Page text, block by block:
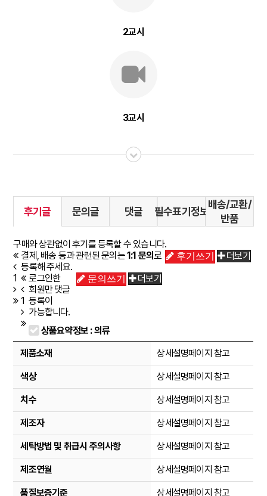
2교시
3교시
후기글 문의글 댓글 필수표기정보
배송/교환/
반품
구매와 상관없이 후기를 등록할 수 있습니다.
1
후기쓰기 더보기
결제, 배송 등과 관련된 문의는1:1 문의로
등록해 주세요.
1
문의쓰기 더보기
로그인한
회원만 댓글
등록이
가능합니다.
상품요약정보 : 의류
제품소재
상세설명페이지 참고
색상 상세설명페이지 참고
치수 상세설명페이지 참고
제조자 상세설명페이지 참고
세탁방법 및 취급시 주의사항 상세설명페이지 참고
제조연월 상세설명페이지 참고
품질보증기준 상세설명페이지 참고